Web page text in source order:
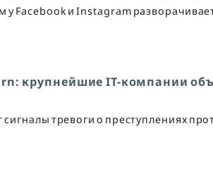
Facebook и Instagram
крупнейшие IT-компании
тревоги о преступлениях